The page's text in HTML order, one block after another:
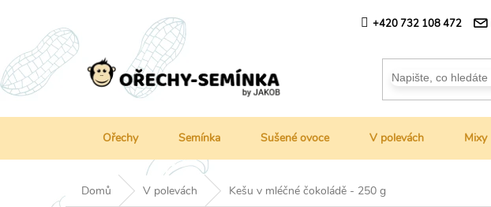
+420 732 108 472
Ořechy Semínka Sušené ovoce V polevách Mixy
Domů V polevách Kešu v mléčné čokoládě - 250 g